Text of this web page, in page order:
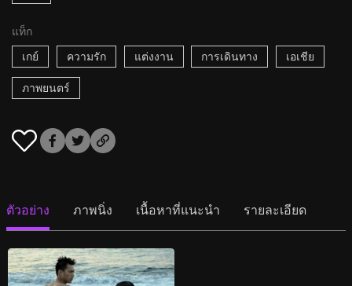
แท็ก
เกย์
ความรัก แต่งงาน การเดินทาง เอเชีย
ภาพยนตร์
ตัวอย่าง ภาพนิ่ง เนื้อหาที่แนะนำ รายละเอียด